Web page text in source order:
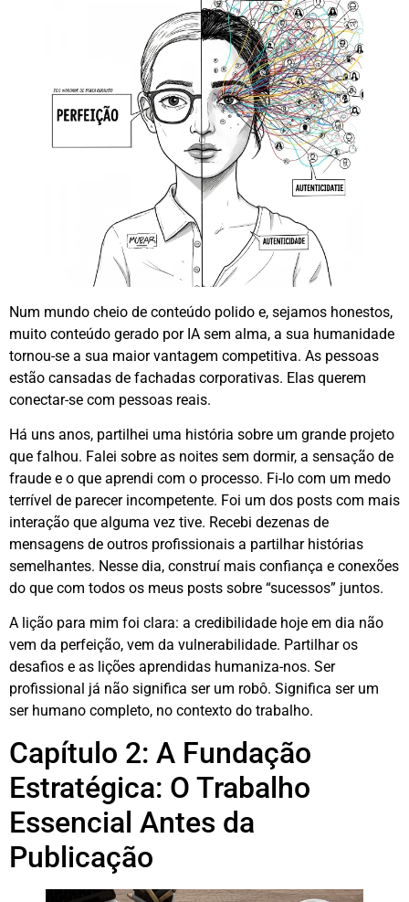
Num mundo cheio de conteúdo polido e, sejamos honestos,
muito conteúdo gerado por IA sem alma, a sua humanidade
tornou-se a sua maior vantagem competitiva. As pessoas
estão cansadas de fachadas corporativas. Elas querem
conectar-se com pessoas reais.
Há uns anos, partilhei uma história sobre um grande projeto
que falhou. Falei sobre as noites sem dormir, a sensação de
fraude e o que aprendi com o processo. Fi-lo com um medo
terrível de parecer incompetente. Foi um dos posts com mais
interação que alguma vez tive. Recebi dezenas de
mensagens de outros profissionais a partilhar histórias
semelhantes. Nesse dia, construí mais confiança e conexões
do que com todos os meus posts sobre “sucessos” juntos.
A lição para mim foi clara: a credibilidade hoje em dia não
vem da perfeição, vem da vulnerabilidade. Partilhar os
desafios e as lições aprendidas humaniza-nos. Ser
profissional já não significa ser um robô. Significa ser um
ser humano completo, no contexto do trabalho.
Capítulo 2: A Fundação
Estratégica: O Trabalho
Essencial Antes da
Publicação